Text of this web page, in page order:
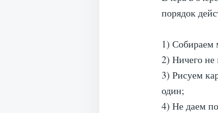
порядок
1)
2) Ничего не
3) Рисуем
один;
4) Не даем